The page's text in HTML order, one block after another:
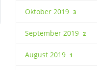
Oktober 2019 3
September 2019 2
August 2019 1